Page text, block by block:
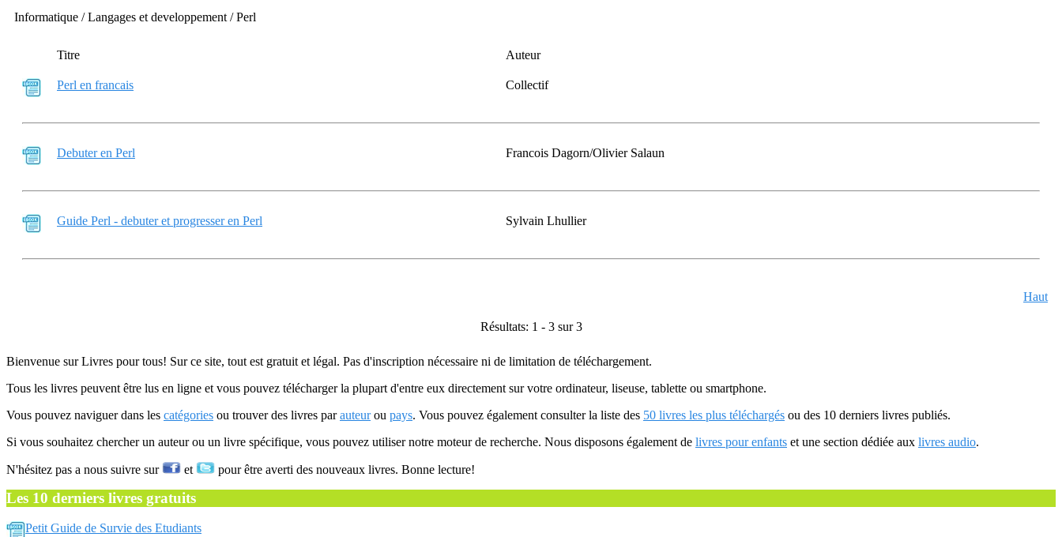
Informatique / Langages et developpement / Perl
Titre Auteur
Perl en francais Collectif
Debuter en Perl Francois Dagorn/Olivier Salaun
Guide Perl - debuter et progresser en Perl Sylvain Lhullier
Haut
Résultats: 1 - 3 sur 3
Bienvenue sur Livres pour tous! Sur ce site, tout est gratuit et légal. Pas d'inscription nécessaire ni de limitation de téléchargement.
Tous les livres peuvent être lus en ligne et vous pouvez télécharger la plupart d'entre eux directement sur votre ordinateur, liseuse, tablette ou smartphone.
Vous pouvez naviguer dans les catégories ou trouver des livres parauteurou pays. Vous pouvez également consulter la liste des 50 livres les plus téléchargés ou des 10 derniers livres publiés.
Si vous souhaitez chercher un auteur ou un livre spécifique, vous pouvez utiliser notre moteur de recherche. Nous disposons également de livres pour enfants et une section dédiée aux livres audio.
N'hésitez pas a nous suivre sur et pour être averti des nouveaux livres. Bonne lecture!
Les 10 derniers livres gratuits
Petit Guide de Survie des Etudiants